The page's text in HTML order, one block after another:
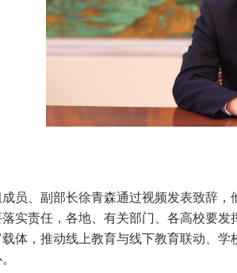
、副部长徐青森通过视频发表致辞，
实责任，各地、有关部门、各高校要
体，推动线上教育与线下教育联动、